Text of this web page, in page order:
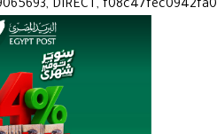
DIRECT, f08c47fec0942fa0